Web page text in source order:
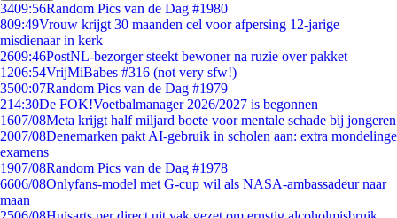
3409:56Random Pics van de Dag #1980
809:49Vrouw krijgt 30 maanden cel voor afpersing 12-jarige
misdienaar in kerk
2609:46PostNL-bezorger steekt bewoner na ruzie over pakket
1206:54VrijMiBabes #316 (not very sfw!)
3500:07Random Pics van de Dag #1979
214:30De FOK!Voetbalmanager 2026/2027 is begonnen
1607/08Meta krijgt half miljard boete voor mentale schade bij jongeren
2007/08Denemarken pakt AI-gebruik in scholen aan: extra mondelinge
examens
1907/08Random Pics van de Dag #1978
6606/08Onlyfans-model met G-cup wil als NASA-ambassadeur naar
maan